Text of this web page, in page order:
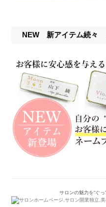
NEW 新アイテム続々
サロンの魅力を“ぐっ